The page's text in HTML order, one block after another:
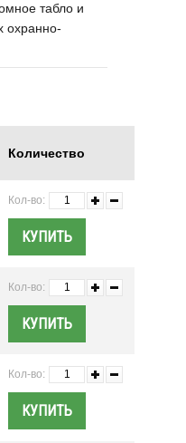
табло и
охранно-
Количество
Кол-во:
Кол-во:
Кол-во: